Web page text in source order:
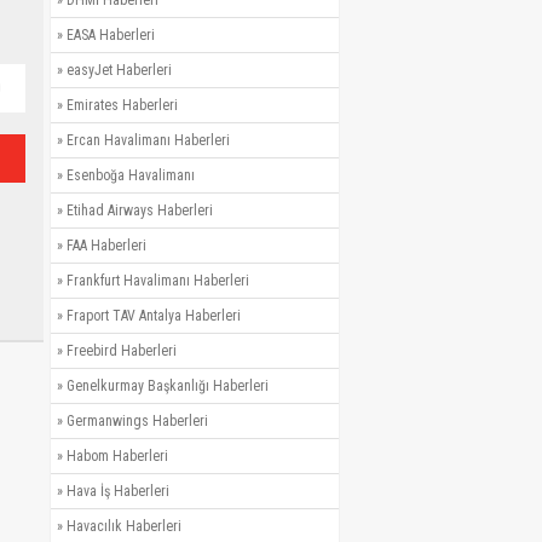
» EASA Haberleri
» easyJet Haberleri
» Emirates Haberleri
» Ercan Havalimanı Haberleri
» Esenboğa Havalimanı
» Etihad Airways Haberleri
» FAA Haberleri
» Frankfurt Havalimanı Haberleri
» Fraport TAV Antalya Haberleri
» Freebird Haberleri
» Genelkurmay Başkanlığı Haberleri
» Germanwings Haberleri
» Habom Haberleri
» Hava İş Haberleri
» Havacılık Haberleri